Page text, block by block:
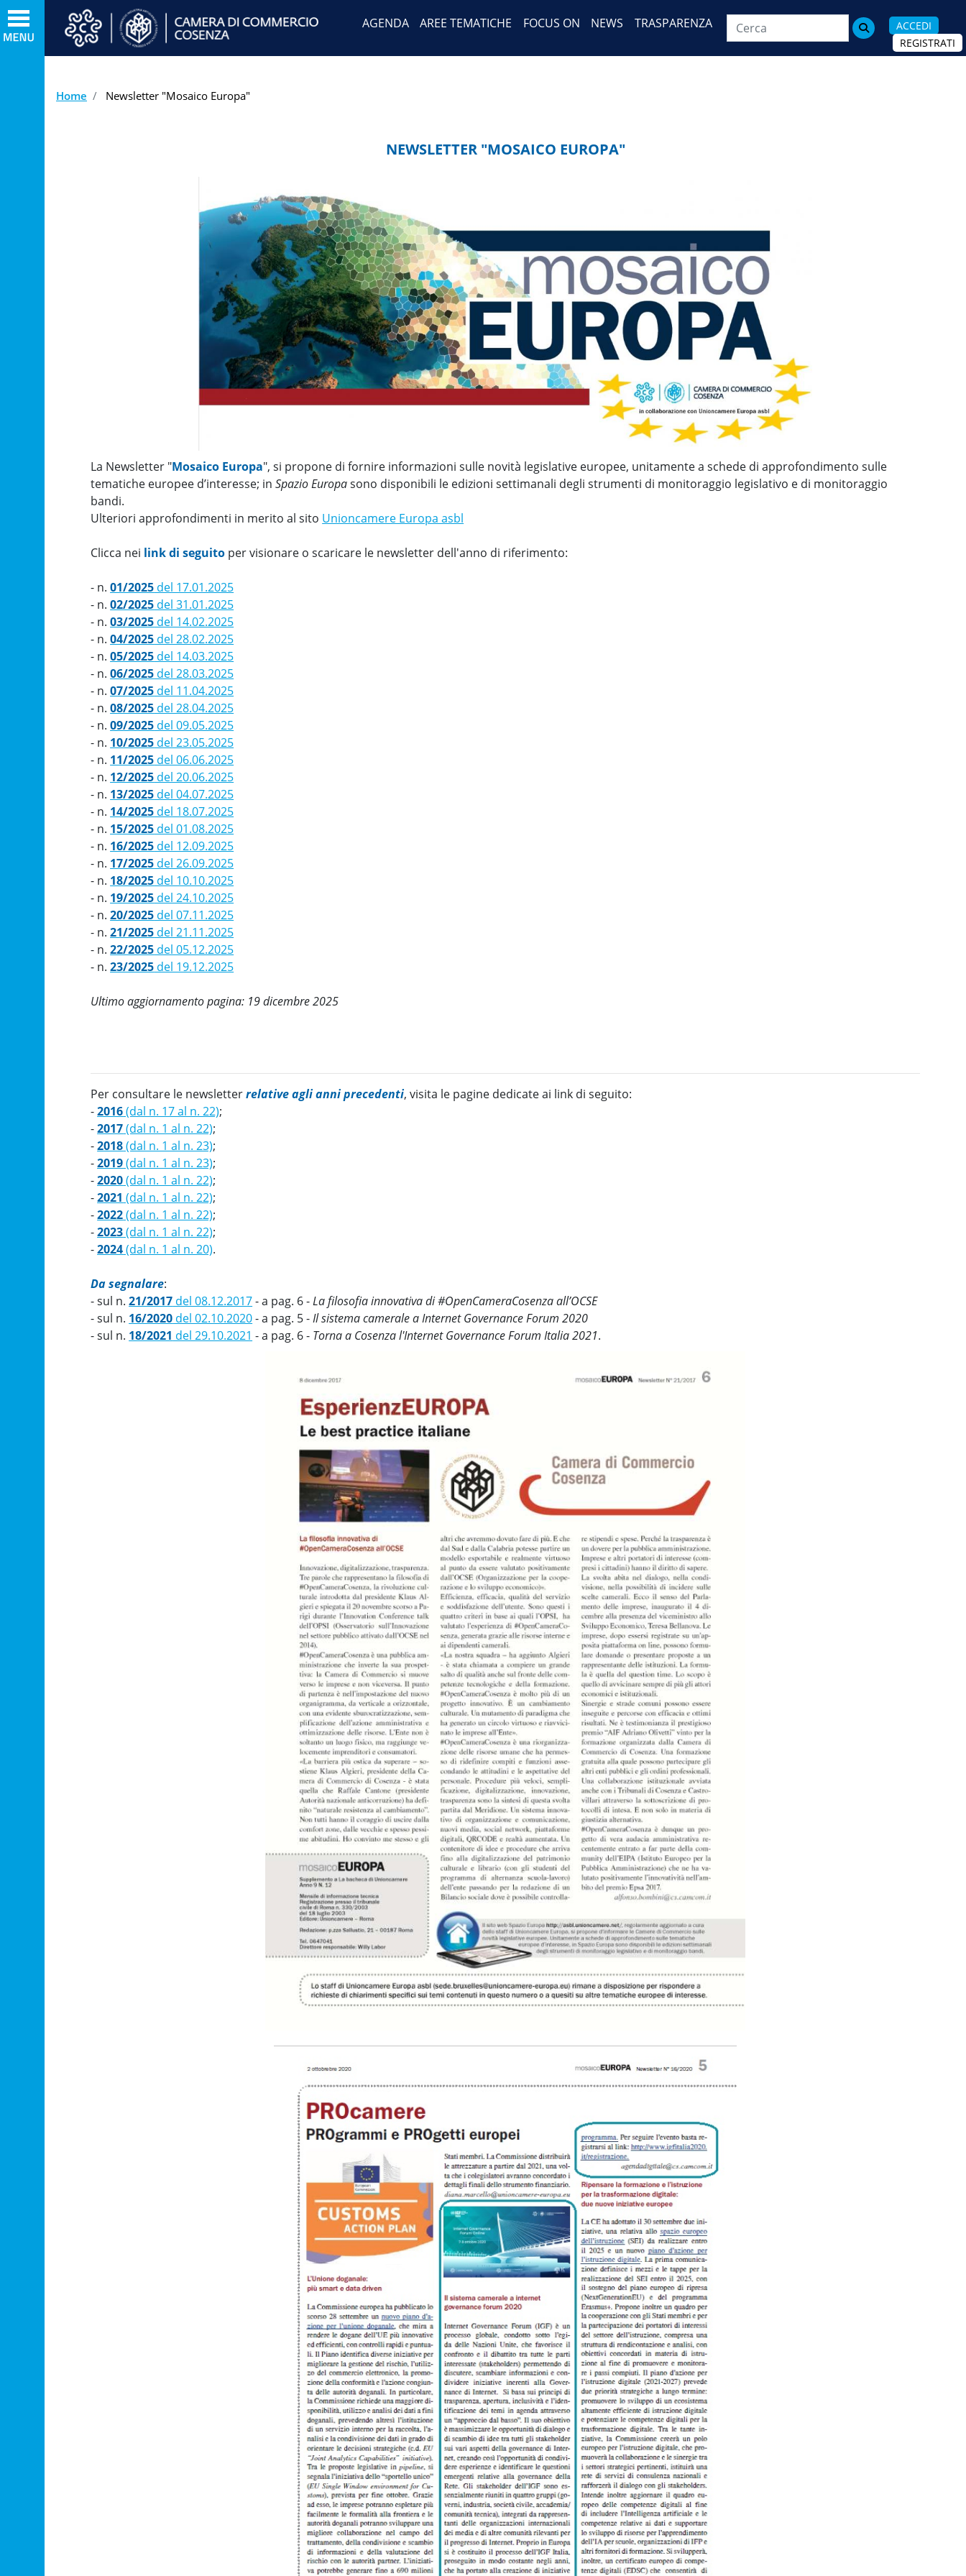
al
principale
AGENDA AREE TEMATICHE FOCUS ON NEWS TRASPARENZA 
ACCEDI
REGISTRATI
Home Newsletter "Mosaico Europa"
NEWSLETTER "MOSAICO EUROPA"
La Newsletter "Mosaico Europa", si propone di fornire informazioni sulle novità legislative europee, unitamente a schede di approfondimento sulle
tematiche europee d’interesse; inSpazio Europasono disponibili le edizioni settimanali degli strumenti di monitoraggio legislativo e di monitoraggio
bandi.
Ulteriori approfondimenti in merito al sito Unioncamere Europa asbl
Clicca nei link di seguito per visionare o scaricare le newsletter dell'anno di riferimento:
- n.01/2025 del 17.01.2025
- n.02/2025 del 31.01.2025
- n.03/2025 del 14.02.2025
- n.04/2025 del 28.02.2025
- n.05/2025 del 14.03.2025
- n.06/2025 del 28.03.2025
- n.07/2025 del 11.04.2025
- n.08/2025 del 28.04.2025
- n.09/2025 del 09.05.2025
- n. 10/2025 del 23.05.2025
- n. 11/2025 del 06.06.2025
- n. 12/2025 del 20.06.2025
- n. 13/2025 del 04.07.2025
- n. 14/2025 del 18.07.2025
- n. 15/2025 del 01.08.2025
- n. 16/2025 del 12.09.2025
- n. 17/2025 del 26.09.2025
- n. 18/2025 del 10.10.2025
- n. 19/2025 del 24.10.2025
- n.20/2025 del 07.11.2025
- n.21/2025 del 21.11.2025
- n.22/2025 del 05.12.2025
- n.23/2025 del 19.12.2025
Ultimo aggiornamento pagina: 19 dicembre2025
Per consultare le newsletterrelative agli anni precedenti, visita le pagine dedicate ai link di seguito:
-2016(dal n. 17 al n. 22);
-2017(dal n. 1 al n. 22);
-2018(dal n. 1 al n. 23);
-2019(dal n. 1 al n. 23);
-2020(dal n. 1 al n. 22);
-2021 (dal n. 1 al n. 22);
-2022(dal n. 1 al n. 22);
-2023(dal n. 1 al n. 22);
-2024(dal n. 1 al n. 20).
Da segnalare:
- sul n.21/2017 del 08.12.2017- a pag. 6 -La filosofia innovativa di #OpenCameraCosenza all’OCSE
- sul n. 16/2020 del 02.10.2020- a pag. 5 -Il sistema camerale a Internet Governance Forum 2020
- sul n. 18/2021 del 29.10.2021 - a pag. 6 - Torna a Cosenza l'Internet Governance Forum Italia 2021.